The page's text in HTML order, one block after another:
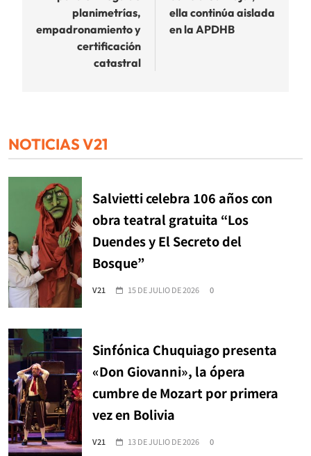
planimetrías,
empadronamiento y
certificación
catastral
ella continúa aislada
en la APDHB
NOTICIAS V21
Salvietti celebra 106 años con
obra teatral gratuita “Los
Duendes y El Secreto del
Bosque”
V21 15 DE JULIO DE 2026 0
Sinfónica Chuquiago presenta
«Don Giovanni», la ópera
cumbre de Mozart por primera
vez en Bolivia
V21 13 DE JULIO DE 2026 0